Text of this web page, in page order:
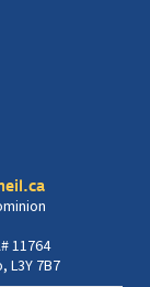
11764
L3Y 7B7